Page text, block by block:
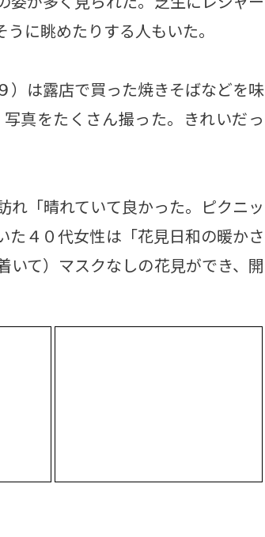
に眺めたりする人もいた。
は露店で買った焼きそばなどを味
真をたくさん撮った。きれいだっ
「晴れていて良かった。ピクニッ
た４０代女性は「花見日和の暖かさ
いて）マスクなしの花見ができ、開